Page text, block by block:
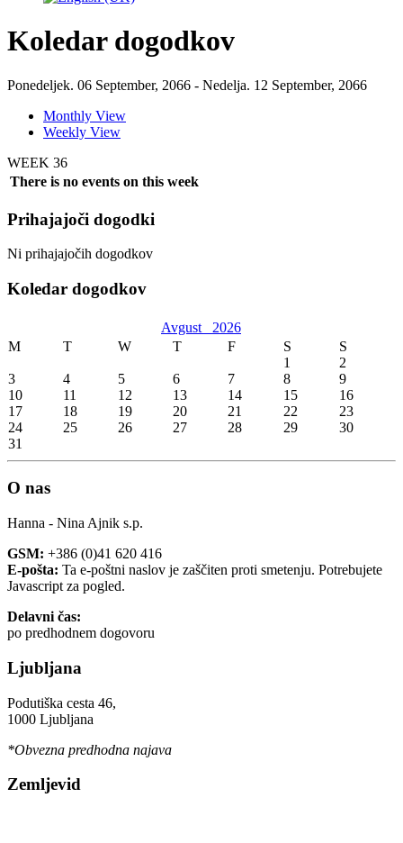
Koledar dogodkov
Ponedeljek. 06 September, 2066 - Nedelja. 12 September, 2066
Monthly View
Weekly View
WEEK 36
There is no events on this week
Prihajajoči dogodki
Ni prihajajočih dogodkov
Koledar dogodkov
Avgust 2026
M
T W T F S
S
1
2
3
4 5 6 7 8
9
10
11 12 13 14 15
16
17
18 19 20 21 22
23
24
25 26 27 28 29
30
31
O nas
Hanna - Nina Ajnik s.p.
GSM: +386 (0)41 620 416
E-pošta: Ta e-poštni naslov je zaščiten proti smetenju. Potrebujete
Javascript za pogled.
Delavni čas:
po predhodnem dogovoru
Ljubljana
Podutiška cesta 46,
1000 Ljubljana
*Obvezna predhodna najava
Zemljevid